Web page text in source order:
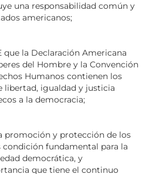
una responsabilidad común y
americanos;
que la Declaración Americana
del Hombre y la Convención
Humanos contienen los
libertad, igualdad y justicia
a la democracia;
promoción y protección de los
condición fundamental para la
democrática, y
que tiene el continuo